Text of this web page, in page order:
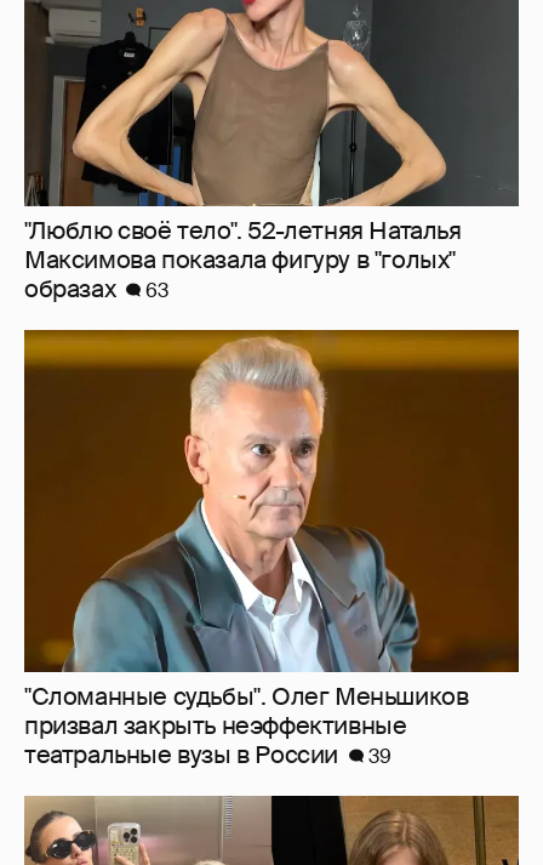
"Люблю своё тело". 52-летняя Наталья
Максимова показала фигуру в "голых"
образах
63
"Сломанные судьбы". Олег Меньшиков
призвал закрыть неэффективные
театральные вузы в России
39